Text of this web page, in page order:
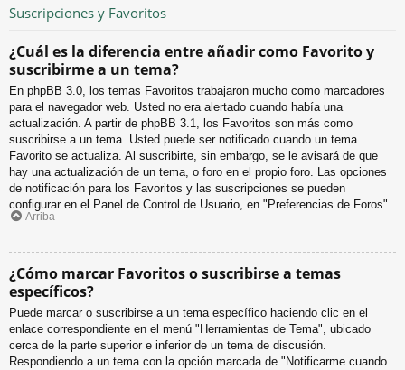
Suscripciones y Favoritos
¿Cuál es la diferencia entre añadir como Favorito y
suscribirme a un tema?
En phpBB 3.0, los temas Favoritos trabajaron mucho como marcadores
para el navegador web. Usted no era alertado cuando había una
actualización. A partir de phpBB 3.1, los Favoritos son más como
suscribirse a un tema. Usted puede ser notificado cuando un tema
Favorito se actualiza. Al suscribirte, sin embargo, se le avisará de que
hay una actualización de un tema, o foro en el propio foro. Las opciones
de notificación para los Favoritos y las suscripciones se pueden
configurar en el Panel de Control de Usuario, en "Preferencias de Foros".
Arriba
¿Cómo marcar Favoritos o suscribirse a temas
específicos?
Puede marcar o suscribirse a un tema específico haciendo clic en el
enlace correspondiente en el menú "Herramientas de Tema", ubicado
cerca de la parte superior e inferior de un tema de discusión.
Respondiendo a un tema con la opción marcada de "Notificarme cuando